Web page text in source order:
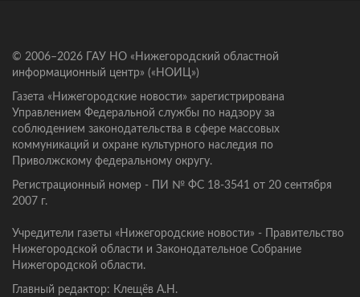
© 2006–2026 ГАУ НО «Нижегородский областной
информационный центр» («НОИЦ»)
Газета «Нижегородские новости» зарегистрирована
Управлением Федеральной службы по надзору за
соблюдением законодательства в сфере массовых
коммуникаций и охране культурного наследия по
Приволжскому федеральному округу.
Регистрационный номер - ПИ № ФС 18-3541 от 20 сентября
2007 г.
Учредители газеты «Нижегородские новости» - Правительство
Нижегородской области и Законодательное Собрание
Нижегородской области.
Главный редактор: Клещёв А.Н.